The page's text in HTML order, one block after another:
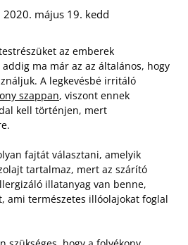
2020. május 19. kedd
az emberek
ma már az az általános, hogy
A legkevésbé irritáló
szappan, viszont ennek
kell történjen, mert
fajtát választani, amelyik
tartalmaz, mert az szárító
illatanyag van benne,
ami természetes illóolajokat foglal